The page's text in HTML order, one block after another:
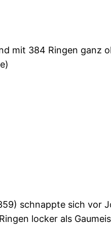
mit 384 Ringen ganz
schnappte sich vor
locker als